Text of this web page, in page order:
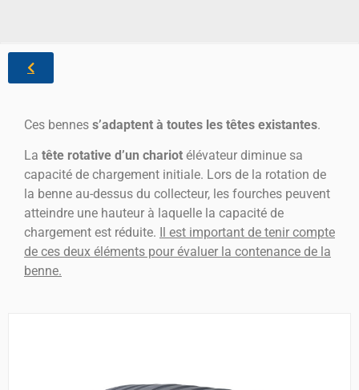
Ces bennes s’adaptent à toutes les têtes existantes.
La tête rotative d’un chariot élévateur diminue sa
capacité de chargement initiale. Lors de la rotation de
la benne au-dessus du collecteur, les fourches peuvent
atteindre une hauteur à laquelle la capacité de
chargement est réduite.
Il est important de tenir compte
de ces deux éléments pour évaluer la contenance de la
benne.